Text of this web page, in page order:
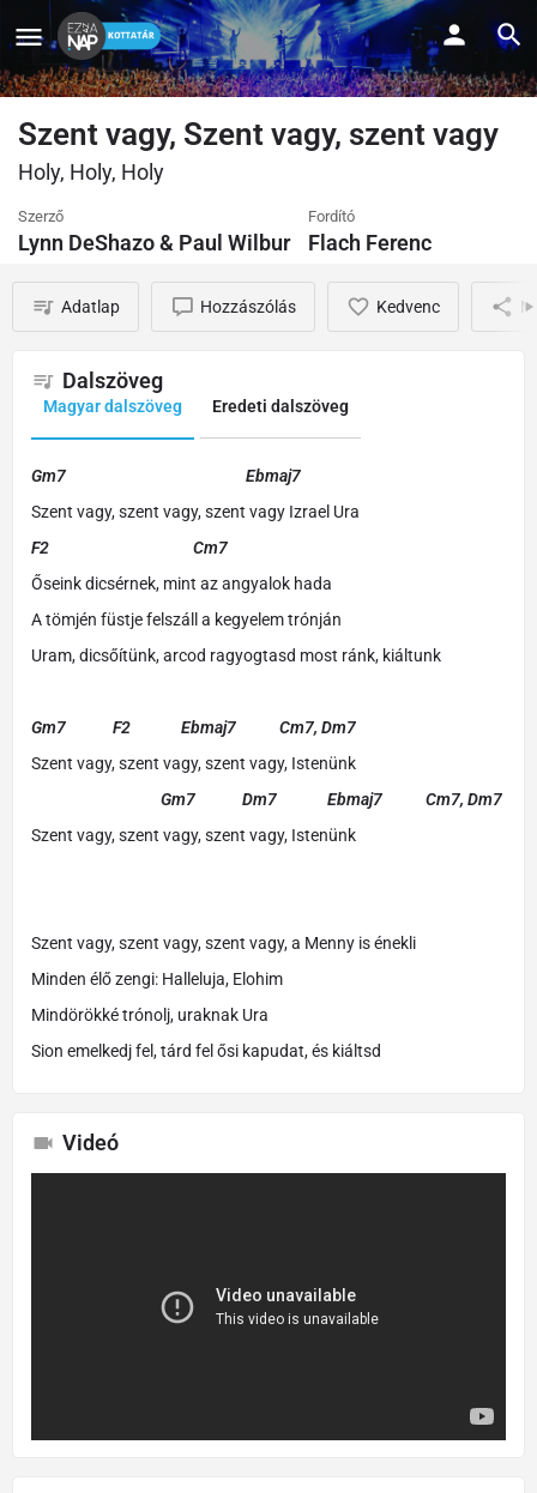
Szent vagy, Szent vagy, szent vagy
Holy, Holy, Holy
Szerző
Lynn DeShazo & Paul Wilbur
Fordító
Flach Ferenc
Adatlap Hozzászólás Kedvenc
Dalszöveg
Magyar dalszöveg Eredeti dalszöveg
Gm7 Ebmaj7
Szent vagy, szent vagy, szent vagy Izrael Ura
F2 Cm7
Őseink dicsérnek, mint az angyalok hada
A tömjén füstje felszáll a kegyelem trónján
Uram, dicsőítünk, arcod ragyogtasd most ránk, kiáltunk
Gm7 F2 Ebmaj7 Cm7, Dm7
Szent vagy, szent vagy, szent vagy, Istenünk
Gm7 Dm7 Ebmaj7 Cm7, Dm7
Szent vagy, szent vagy, szent vagy, Istenünk
Szent vagy, szent vagy, szent vagy, a Menny is énekli
Minden élő zengi: Halleluja, Elohim
Mindörökké trónolj, uraknak Ura
Sion emelkedj fel, tárd fel ősi kapudat, és kiáltsd
Videó